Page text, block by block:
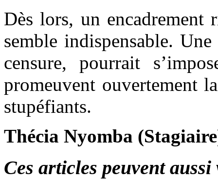
Dès lors, un encadrement
semble indispensable.
censure, pourrait
promeuvent ouvertement
stupéfiants.
Thécia Nyomba
Ces articles peuvent